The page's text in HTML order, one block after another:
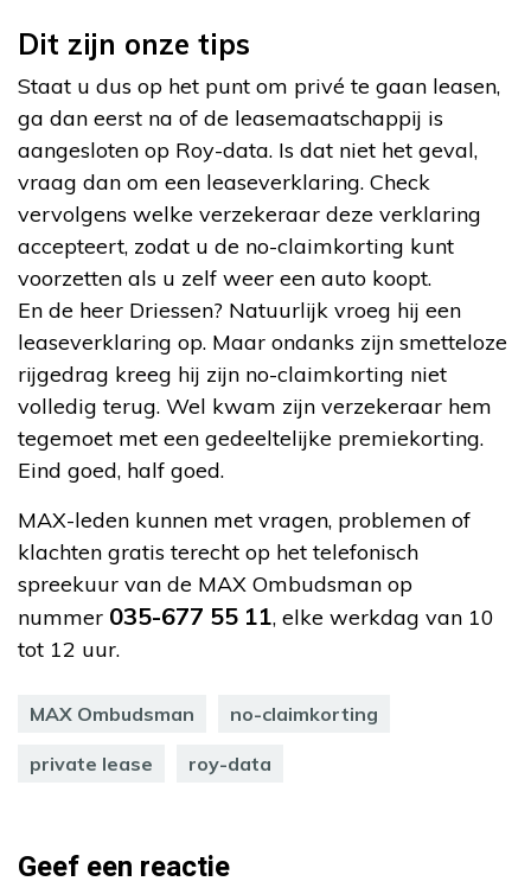
Dit zijn onze tips
Staat u dus op het punt om privé te gaan leasen,
ga dan eerst na of de leasemaatschappij is
aangesloten op Roy-data. Is dat niet het geval,
vraag dan om een leaseverklaring. Check
vervolgens welke verzekeraar deze verklaring
accepteert, zodat u de no-claimkorting kunt
voorzetten als u zelf weer een auto koopt.
En de heer Driessen? Natuurlijk vroeg hij een
leaseverklaring op. Maar ondanks zijn smetteloze
rijgedrag kreeg hij zijn no-claimkorting niet
volledig terug. Wel kwam zijn verzekeraar hem
tegemoet met een gedeeltelijke premiekorting.
Eind goed, half goed.
MAX-leden kunnen met vragen, problemen of
klachten gratis terecht op het telefonisch
spreekuur van de MAX Ombudsman op
nummer 035-677 55 11, elke werkdag van 10
tot 12 uur.
MAX Ombudsman no-claimkorting
private lease roy-data
Geef een reactie